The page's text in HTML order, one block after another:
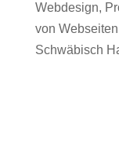
Webdesign,
von
Schwäbisch